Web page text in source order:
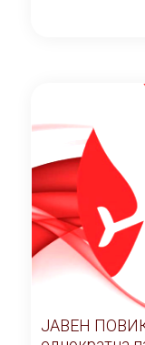
ЈАВЕН ПОВИК за доделување